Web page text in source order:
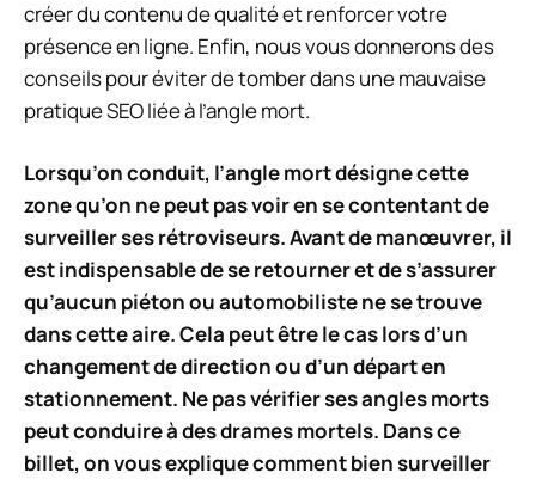
créer du contenu de qualité et renforcer votre
présence en ligne. Enfin, nous vous donnerons des
conseils pour éviter de tomber dans une mauvaise
pratique SEO liée à l’angle mort.
Lorsqu’on conduit, l’angle mortdésigne cette
zone qu’on ne peut pas voir en se contentant de
surveiller ses rétroviseurs. Avant de manœuvrer, il
est indispensable de se retourner et de s’assurer
qu’aucun piéton ou automobiliste ne se trouve
dans cette aire. Cela peut être le cas lors d’un
changement de direction ou d’un départ en
stationnement. Ne pas vérifier ses angles morts
peut conduire à des drames mortels. Dans ce
billet, on vous explique comment bien surveiller